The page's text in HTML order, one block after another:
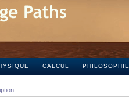
CALCUL PHILOSOPHIE